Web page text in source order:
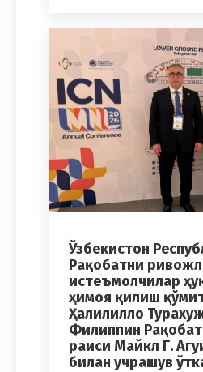
Ўзбекистон
Рақобатни
истеъмолчилар
ҳимоя қилиш
Ҳалилилло
Филиппин
раиси Майкл Г.
билан учрашув